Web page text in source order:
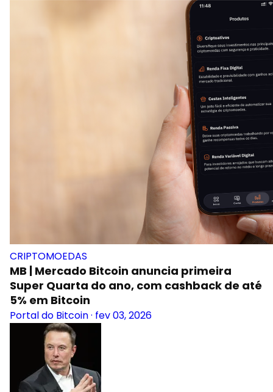
CRIPTOMOEDAS
MB | Mercado Bitcoin anuncia primeira
Super Quarta do ano, com cashback de até
5% em Bitcoin
Portal do Bitcoin· fev 03, 2026